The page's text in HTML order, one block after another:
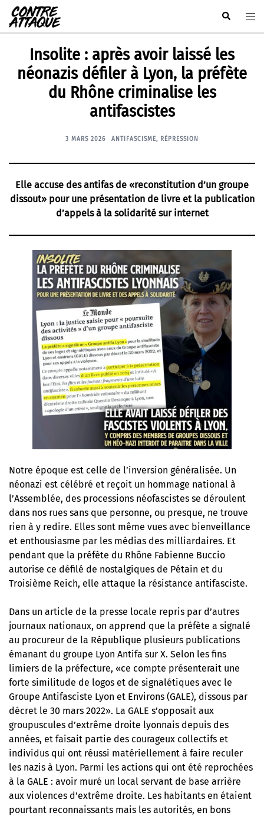
Aller
au
contenu
Rechercher
Insolite : après avoir laissé les
néonazis défiler à Lyon, la préfète
du Rhône criminalise les
antifascistes
3 MARS 2026 ANTIFASCISME, RÉPRESSION
Elle accuse des antifas de «reconstitution d’un groupe
dissout» pour une présentation de livre et la publication
d’appels à la solidarité sur internet
Notre époque est celle de l’inversion généralisée. Un
néonazi est célébré et reçoit un hommage national à
l’Assemblée, des processions néofascistes se déroulent
dans nos rues sans que personne, ou presque, ne trouve
rien à y redire. Elles sont même vues avec bienveillance
et enthousiasme par les médias des milliardaires. Et
pendant que la préfète du Rhône Fabienne Buccio
autorise ce défilé de nostalgiques de Pétain et du
Troisième Reich, elle attaque la résistance antifasciste.
Dans un article de la presse locale repris par d’autres
journaux nationaux, on apprend que la préfète a signalé
au procureur de la République plusieurs publications
émanant du groupe Lyon Antifa sur X. Selon les fins
limiers de la préfecture, «ce compte présenterait une
forte similitude de logos et de signalétiques avec le
Groupe Antifasciste Lyon et Environs (GALE), dissous par
décret le 30 mars 2022». La GALE s’opposait aux
groupuscules d’extrême droite lyonnais depuis des
années, et faisait partie des courageux collectifs et
individus qui ont réussi matériellement à faire reculer
les nazis à Lyon. Parmi les actions qui ont été reprochées
à la GALE : avoir muré un local servant de base arrière
aux violences d’extrême droite. Les habitants en étaient
pourtant reconnaissants mais les autorités, en bons